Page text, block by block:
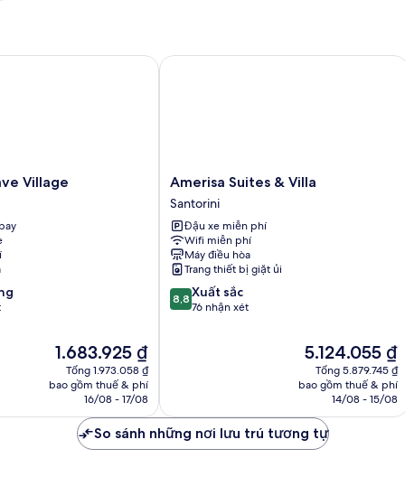
Village
Giá
hiện
tại
1.683.925 ₫
1.683.925 ₫
Tổng 1.973.058 ₫
bao gồm thuế & phí
16/08 - 17/08
Amerisa
Suites
&
Villa
Santorini
Amerisa Suites & Villa
Santorini
Đậu xe miễn phí
Wifi miễn phí
Máy điều hòa
Trang thiết bị giặt ủi
8.8
trên
8,8 Xuất sắc
76 nhận xét
Giá
hiện
tại
5.124.055 ₫
5.124.055 ₫
Tổng 5.879.745 ₫
bao gồm thuế & phí
14/08 - 15/08
Amerisa Suites & Villa
So sánh những nơi lưu trú tương tự